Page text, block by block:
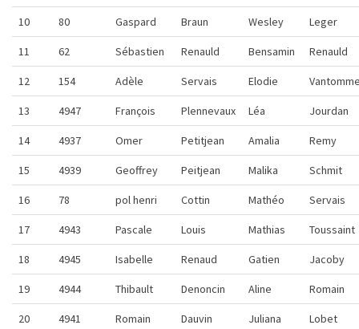
10 80 Gaspard Braun Wesley Leger
11 62 Sébastien Renauld Bensamin Renauld
12 154 Adèle Servais Elodie
13 4947 François Plennevaux Léa Jourdan
14 4937 Omer Petitjean Amalia Remy
15 4939 Geoffrey Peitjean Malika Schmit
16 78 pol henri Cottin Mathéo Servais
17 4943 Pascale Louis Mathias Toussaint
18 4945 Isabelle Renaud Gatien Jacoby
19 4944 Thibault Denoncin Aline Romain
20 4941 Romain Dauvin Juliana Lobet